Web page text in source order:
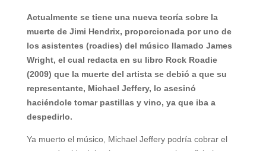
Actualmente se tiene una nueva teoría sobre la
muerte de Jimi Hendrix, proporcionada por uno de
los asistentes (roadies) del músico llamado James
Wright, el cual redacta en su libro Rock Roadie
(2009) que la muerte del artista se debió a que su
representante, Michael Jeffery, lo asesinó
haciéndole tomar pastillas y vino, ya que iba a
despedirlo.
Ya muerto el músico, Michael Jeffery podría cobrar el